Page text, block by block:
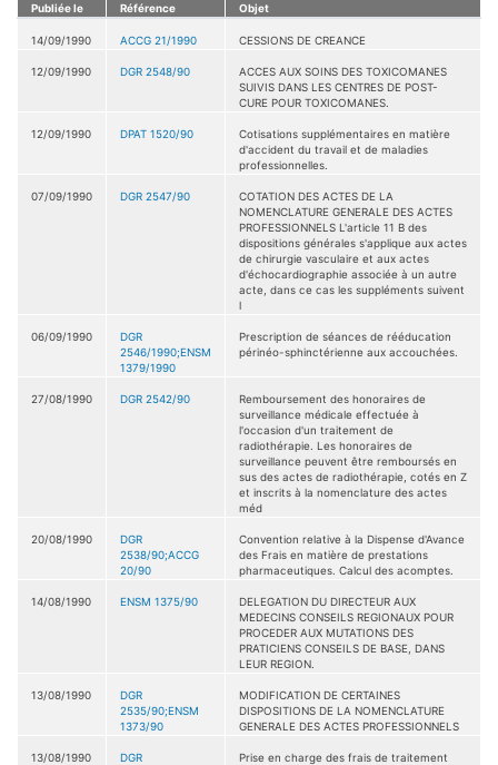
Publiée le Référence Objet
14/09/1990 ACCG 21/1990 CESSIONS DE CREANCE
12/09/1990 DGR 2548/90
ACCES AUX SOINS DES TOXICOMANES
SUIVIS DANS LES CENTRES DE POST-
CURE POUR TOXICOMANES.
12/09/1990 DPAT 1520/90
Cotisations supplémentaires en matière
d'accident du travail et de maladies
professionnelles.
07/09/1990 DGR 2547/90
COTATION DES ACTES DE LA
NOMENCLATURE GENERALE DES ACTES
PROFESSIONNELS L'article 11 B des
dispositions générales s'applique aux actes
de chirurgie vasculaire et aux actes
d'échocardiographie associée à un autre
acte, dans ce cas les suppléments suivent
l
06/09/1990
DGR
2546/1990;ENSM
1379/1990
Prescription de séances de rééducation
périnéo-sphinctérienne aux accouchées.
27/08/1990 DGR 2542/90
Remboursement des honoraires de
surveillance médicale effectuée à
l'occasion d'un traitement de
radiothérapie. Les honoraires de
surveillance peuvent être remboursés en
sus des actes de radiothérapie, cotés en Z
et inscrits à la nomenclature des actes
méd
20/08/1990
DGR
2538/90;ACCG
20/90
Convention relative à la Dispense d'Avance
des Frais en matière de prestations
pharmaceutiques. Calcul des acomptes.
14/08/1990 ENSM 1375/90
DELEGATION DU DIRECTEUR AUX
MEDECINS CONSEILS REGIONAUX POUR
PROCEDER AUX MUTATIONS DES
PRATICIENS CONSEILS DE BASE, DANS
LEUR REGION.
13/08/1990
DGR
2535/90;ENSM
1373/90
MODIFICATION DE CERTAINES
DISPOSITIONS DE LA NOMENCLATURE
GENERALE DES ACTES PROFESSIONNELS
13/08/1990
DGR
Prise en charge des frais de traitement